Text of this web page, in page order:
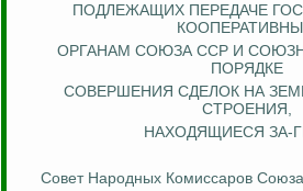
ПОДЛЕЖАЩИХ ПЕРЕДАЧЕ
ОРГАНАМ СОЮЗА ССР И
ПОРЯДКЕ
СОВЕРШЕНИЯ СДЕЛОК НА
СТРОЕНИЯ,
НАХОДЯЩИЕСЯ ЗА-
Совет Народных Комиссаров